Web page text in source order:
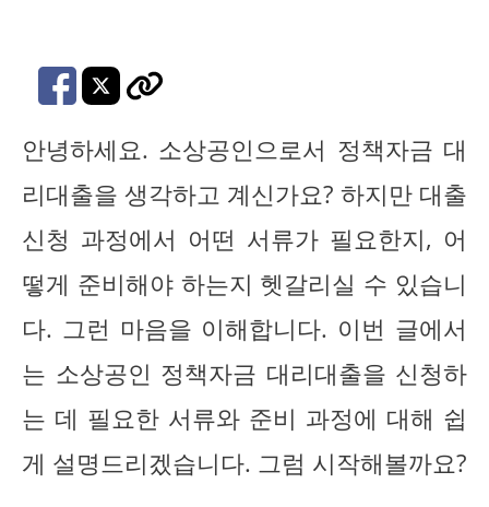
안녕하세요. 소상공인으로서 정책자금 대
리대출을 생각하고 계신가요? 하지만 대출
신청 과정에서 어떤 서류가 필요한지, 어
떻게 준비해야 하는지 헷갈리실 수 있습니
다. 그런 마음을 이해합니다. 이번 글에서
는 소상공인 정책자금 대리대출을 신청하
는 데 필요한 서류와 준비 과정에 대해 쉽
게 설명드리겠습니다. 그럼 시작해볼까요?